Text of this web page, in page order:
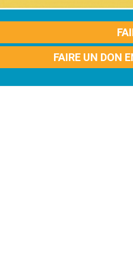
FAIRE UN DON